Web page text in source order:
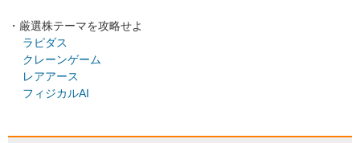
・厳選株テーマを攻略せよ
ラピダス
クレーンゲーム
レアアース
フィジカルAI